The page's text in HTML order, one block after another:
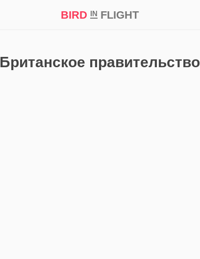
BIRD INFLIGHT
Британское правительство